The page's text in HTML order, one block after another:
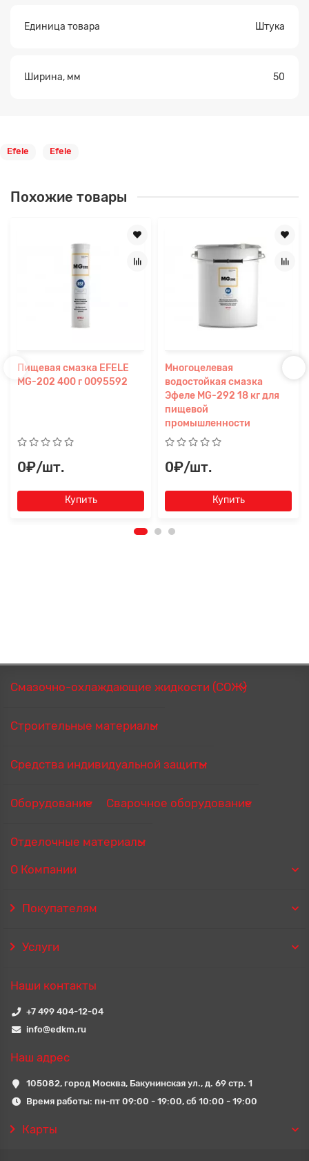
Единица товара Штука
Ширина, мм 50
Efele Efele
Похожие товары
Пищевая смазка EFELE
MG-202 400 г 0095592
0₽/шт.
Купить
Многоцелевая
водостойкая смазка
Эфеле MG-292 18 кг для
пищевой
промышленности
0₽/шт.
Купить
Смазочно-охлаждающие жидкости (СОЖ)
Строительные материалы
Средства индивидуальной защиты
Оборудование Сварочное оборудование
Отделочные материалы
О Компании
Покупателям
Услуги
Наши контакты
+7 499 404-12-04
info@edkm.ru
Наш адрес
105082, город Москва, Бакунинская ул., д. 69 стр. 1
Время работы: пн-пт 09:00 - 19:00, сб 10:00 - 19:00
Карты